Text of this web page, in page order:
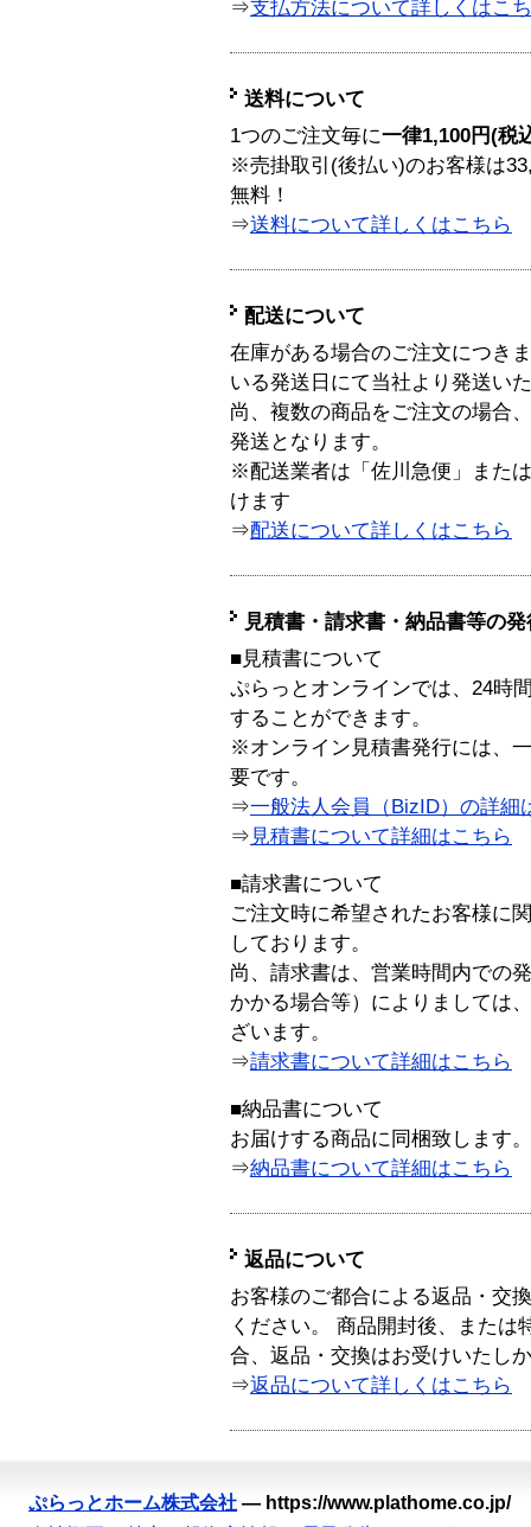
⇒支払方法について詳しくはこ
送料について
1つのご注文毎に一律1,100円(税
※売掛取引(後払い)のお客様は
無料！
⇒送料について詳しくはこちら
配送について
在庫がある場合のご注文につき
いる発送日にて当社より発送い
尚、複数の商品をご注文の場合
発送となります。
※配送業者は「佐川急便」また
けます
⇒配送について詳しくはこちら
見積書・請求書・納品書等の
■見積書について
ぷらっとオンラインでは、24時
することができます。
※オンライン見積書発行には、
要です。
⇒一般法人会員（BizID）の詳細
⇒ 見積書について詳細はこちら
■請求書について
ご注文時に希望されたお客様に
しております。
尚、請求書は、営業時間内での
かかる場合等）によりましては
ざいます。
⇒請求書について詳細はこちら
■納品書について
お届けする商品に同梱致します。
⇒納品書について詳細はこちら
返品について
お客様のご都合による返品・交
ください。 商品開封後、または
合、返品・交換はお受けいたし
⇒返品について詳しくはこちら
ぷらっとホーム株式会社 — https://www.plathome.co.jp/